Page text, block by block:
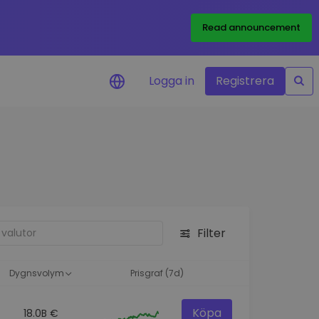
Read announcement
Logga in Registrera
Filter
Dygnsvolym Prisgraf (7d)
18.0B € Köpa